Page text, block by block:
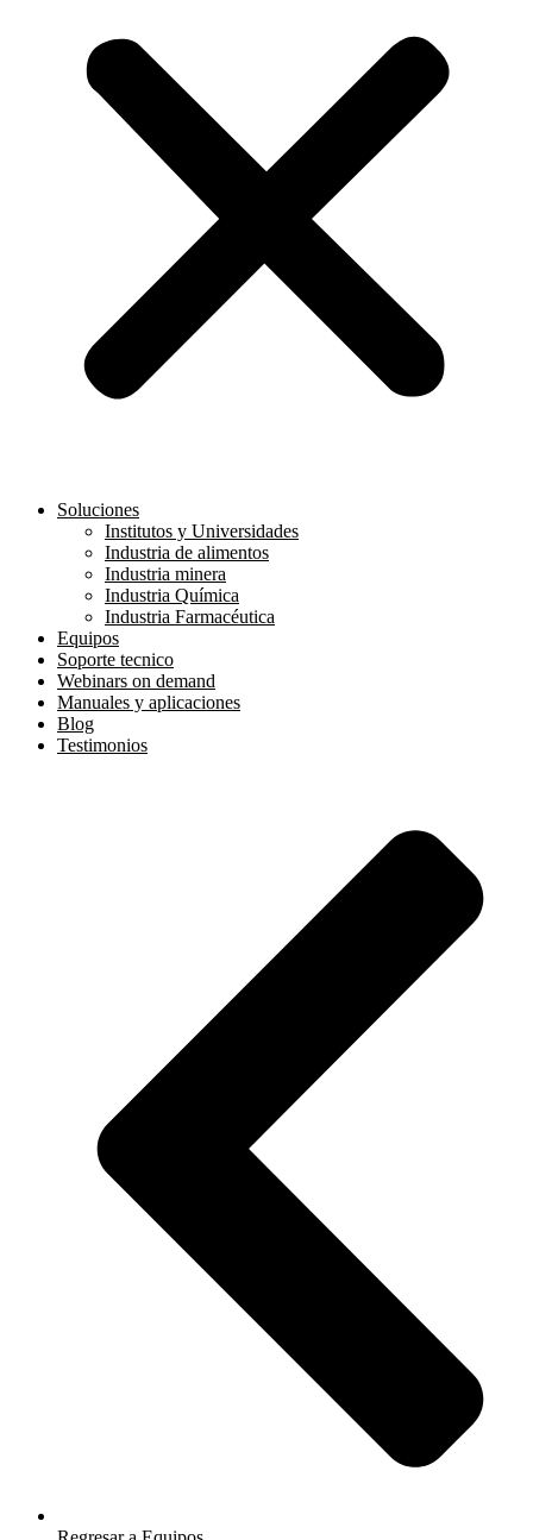
Soluciones
Institutos y Universidades
Industria de alimentos
Industria minera
Industria Química
Industria Farmacéutica
Equipos
Soporte tecnico
Webinars on demand
Manuales y aplicaciones
Blog
Testimonios